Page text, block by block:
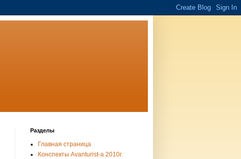
Разделы
Главная страница
Конспекты Avanturist-а 2010г.